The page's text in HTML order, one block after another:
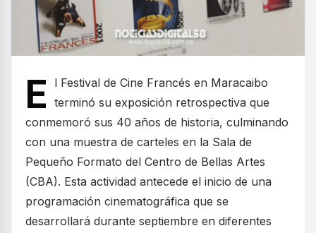
E
l Festival de Cine Francés en Maracaibo
terminó su exposición retrospectiva que
conmemoró sus 40 años de historia, culminando
con una muestra de carteles en la Sala de
Pequeño Formato del Centro de Bellas Artes
(CBA). Esta actividad antecede el inicio de una
programación cinematográfica que se
desarrollará durante septiembre en diferentes